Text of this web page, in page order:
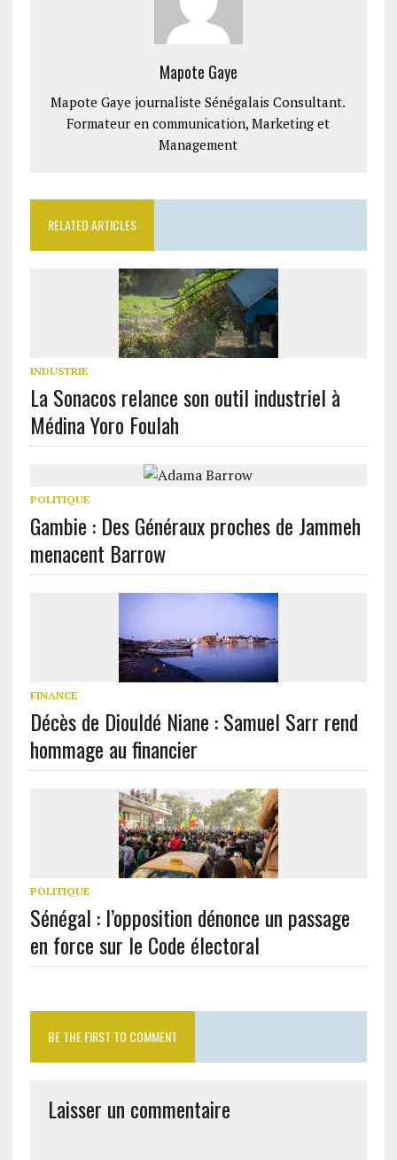
Mapote Gaye
Mapote Gaye journaliste Sénégalais Consultant.
Formateur en communication, Marketing et
Management
RELATED ARTICLES
INDUSTRIE
La Sonacos relance son outil industriel à
Médina Yoro Foulah
POLITIQUE
Gambie : Des Généraux proches de Jammeh
menacent Barrow
FINANCE
Décès de Diouldé Niane : Samuel Sarr rend
hommage au financier
POLITIQUE
Sénégal : l’opposition dénonce un passage
en force sur le Code électoral
BE THE FIRST TO COMMENT
Laisser un commentaire